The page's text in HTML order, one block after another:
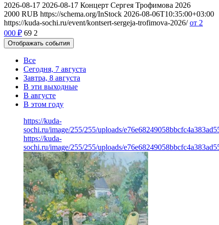
2026-08-17 2026-08-17 Концерт Сергея Трофимова 2026
2000 RUB https://schema.org/InStock 2026-08-06T10:35:00+03:00
https://kuda-sochi.ru/event/kontsert-sergeja-trofimova-2026/ от 2
000 ₽ 69 2
Отображать события
Все
Сегодня, 7 августа
Завтра, 8 августа
В эти выходные
В августе
В этом году
https://kuda-
sochi.ru/image/255/255/uploads/
https://kuda-
sochi.ru/image/255/255/uploads/